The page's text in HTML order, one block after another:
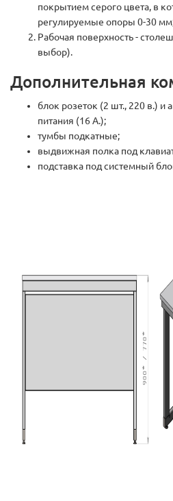
покрытием серого цвета, в
регулируемые опоры 0-30
Рабочая поверхность -
выбор).
Дополнительная
блок розеток (2 шт., 220 в.) и
питания (16 А.);
тумбы подкатные;
выдвижная полка под
подставка под системный